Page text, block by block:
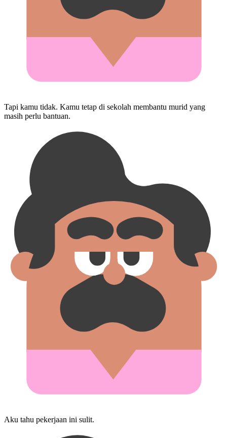
Tapi kamu tidak. Kamu tetap di sekolah membantu murid yang
masih perlu bantuan.
Aku tahu pekerjaan ini sulit.